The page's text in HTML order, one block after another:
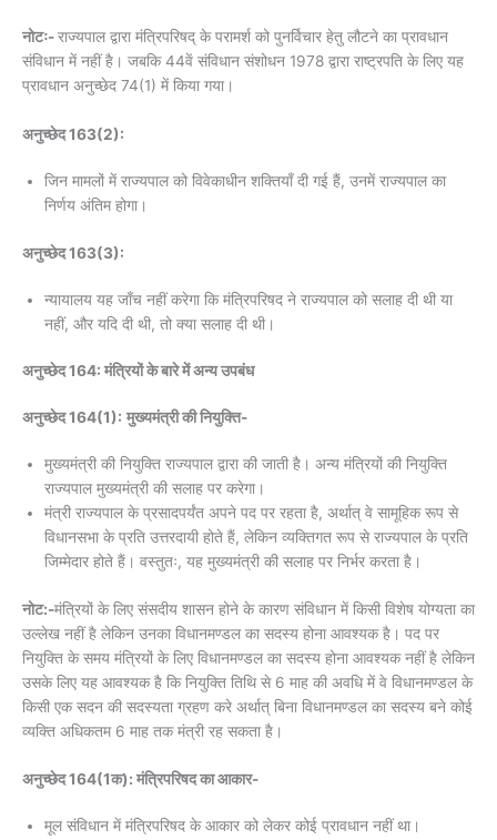
नोटः-राज्यपाल द्वारा मंत्रिपरिषद्‌ के परामर्श को पुनर्विचार हेतु लौटने का प्रावधान
संविधान में नहीं है। जबकि 44वें संविधान संशोधन 1978 द्वारा राष्ट्रपति के लिए यह
प्रावधान अनुच्छेद 74(1) में किया गया।
अनुच्छेद 163(2):
जिन मामलों में राज्यपाल को विवेकाधीन शक्तियाँ दी गई हैं, उनमें राज्यपाल का
निर्णय अंतिम होगा।
अनुच्छेद 163(3):
न्यायालय यह जाँच नहीं करेगा कि मंत्रिपरिषद ने राज्यपाल को सलाह दी थी या
नहीं, और यदि दी थी, तो क्या सलाह दी थी।
अनुच्छेद 164: मंत्रियों के बारे में अन्य उपबंध
अनुच्छेद 164(1): मुख्यमंत्री की नियुक्ति-
मुख्यमंत्री की नियुक्ति राज्यपाल द्वारा की जाती है। अन्य मंत्रियों की नियुक्ति
राज्यपाल मुख्यमंत्री की सलाह पर करेगा।
मंत्री राज्यपाल के प्रसादपर्यंत अपने पद पर रहता है, अर्थात् वे सामूहिक रूप से
विधानसभा के प्रति उत्तरदायी होते हैं, लेकिन व्यक्तिगत रूप से राज्यपाल के प्रति
जिम्मेदार होते हैं। वस्तुतः, यह मुख्यमंत्री की सलाह पर निर्भर करता है।
नोट:-मंत्रियों के लिए संसदीय शासन होने के कारण संविधान में किसी विशेष योग्यता का
उल्लेख नहीं है लेकिन उनका विधानमण्डल का सदस्य होना आवश्यक है। पद पर
नियुक्ति के समय मंत्रियों के लिए विधानमण्डल का सदस्य होना आवश्यक नहीं है लेकिन
उसके लिए यह आवश्यक है कि नियुक्ति तिथि से 6 माह की अवधि में वे विधानमण्डल के
किसी एक सदन की सदस्यता ग्रहण करे अर्थात्‌ बिना विधानमण्डल का सदस्य बने कोई
व्यक्ति अधिकतम 6 माह तक मंत्री रह सकता है।
अनुच्छेद 164(1क): मंत्रिपरिषद का आकार-
मूल संविधान में मंत्रिपरिषद के आकार को लेकर कोई प्रावधान नहीं था।